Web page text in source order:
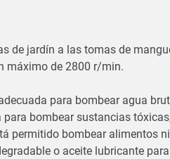
de jardín a las tomas de
máximo de 2800 r/min.
para bombear agua
para bombear sustancias
permitido bombear alimentos
o aceite lubricante